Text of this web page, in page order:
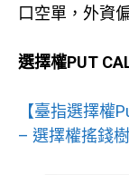
口空單，外資
選擇權PUT
【臺指選擇權
– 選擇權搖錢